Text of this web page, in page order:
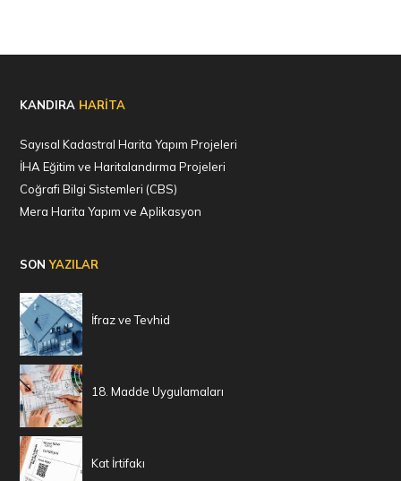
KANDIRA HARİTA
Sayısal Kadastral Harita Yapım Projeleri
İHA Eğitim ve Haritalandırma Projeleri
Coğrafi Bilgi Sistemleri (CBS)
Mera Harita Yapım ve Aplikasyon
SON YAZILAR
İfraz ve Tevhid
18. Madde Uygulamaları
Kat İrtifakı